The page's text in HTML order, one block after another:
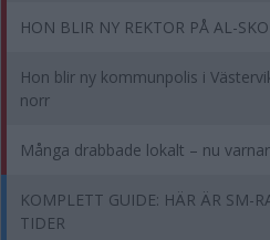
HON BLIR NY REKTOR PÅ AL-
Hon blir ny kommunpolis i
norr
Många drabbade lokalt – nu
KOMPLETT GUIDE: HÄR ÄR SM-
TIDER